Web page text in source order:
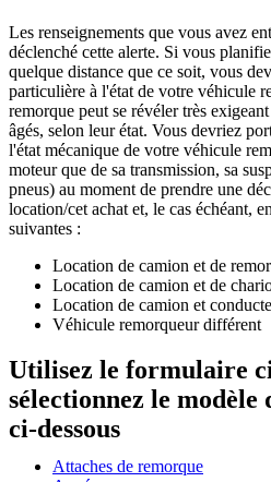
Les renseignements que vous avez
déclenché cette alerte. Si vous
quelque distance que ce soit, vous
particulière à l'état de votre véhicule
remorque peut se révéler très
âgés, selon leur état. Vous devriez
l'état mécanique de votre véhicule
moteur que de sa transmission, sa
pneus) au moment de prendre une
location/cet achat et, le cas échéant,
suivantes :
Location de camion et de
Location de camion et de
Location de camion et
Véhicule remorqueur différent
Utilisez le formulaire
sélectionnez le modèle
ci-dessous
Attaches de remorque